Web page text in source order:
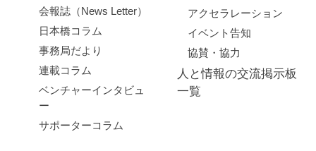
会報誌（News Letter）
日本橋コラム
事務局だより
連載コラム
ベンチャーインタビュ
ー
サポーターコラム
アクセラレーション
イベント告知
協賛・協力
人と情報の交流掲示板
一覧